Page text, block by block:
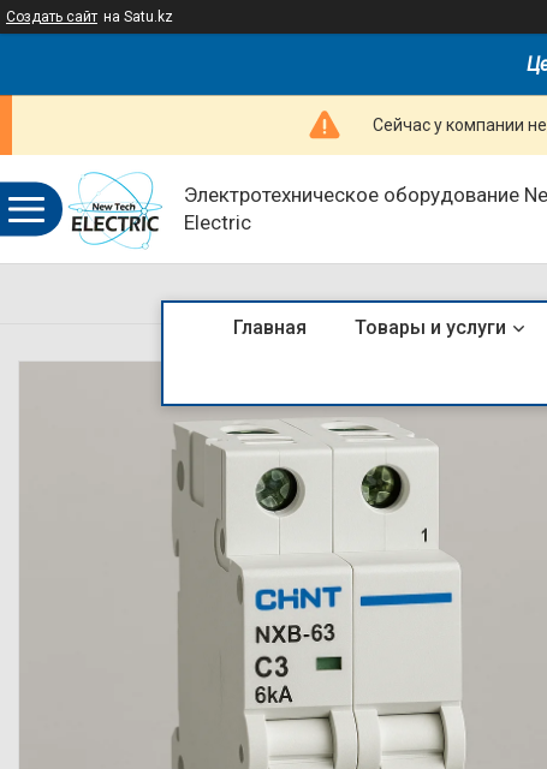
Создать сайт на Satu.kz
Сейчас у компании
Электротехническое оборудование
Electric
Главная Товары и услуги